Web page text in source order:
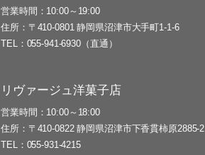
営業時間
10:00～19:00
住所
〒410-0801 静岡県沼津市大手町1-1-6
TEL
055-941-6930（直通）
リヴァージュ洋菓子店
営業時間
10:00～18:00
住所
〒410-0822 静岡県沼津市下香貫柿原2885-2
TEL
055-931-4215